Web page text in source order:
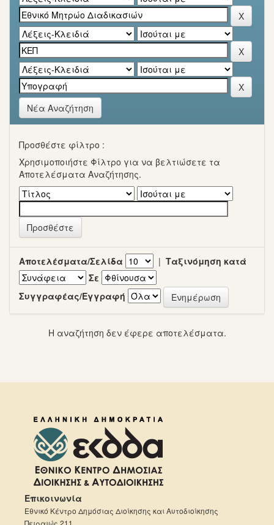
Νέα Αναζήτηση
Προσθέστε φίλτρο :
Χρησιμοποιήστε Φίλτρο για να βελτιώσετε τα
Αποτελέσματα Αναζήτησης.
Αποτελέσματα/Σελίδα | Ταξινόμηση κατά
Σε
Συγγραφέας/Εγγραφή
Η αναζήτηση δεν έφερε αποτελέσματα.
Επικοινωνία
Εθνικό Κέντρο Δημόσιας Διοίκησης και Αυτοδιοίκησης
Πειραιώς 211,